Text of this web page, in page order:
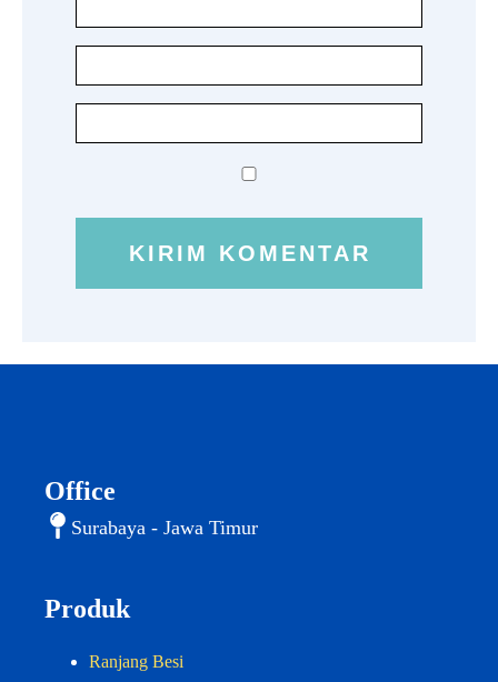
Office
Surabaya - Jawa Timur
Produk
Ranjang Besi